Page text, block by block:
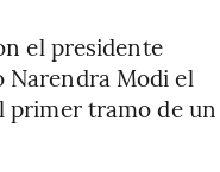
el presidente
Modi el
primer tramo de un